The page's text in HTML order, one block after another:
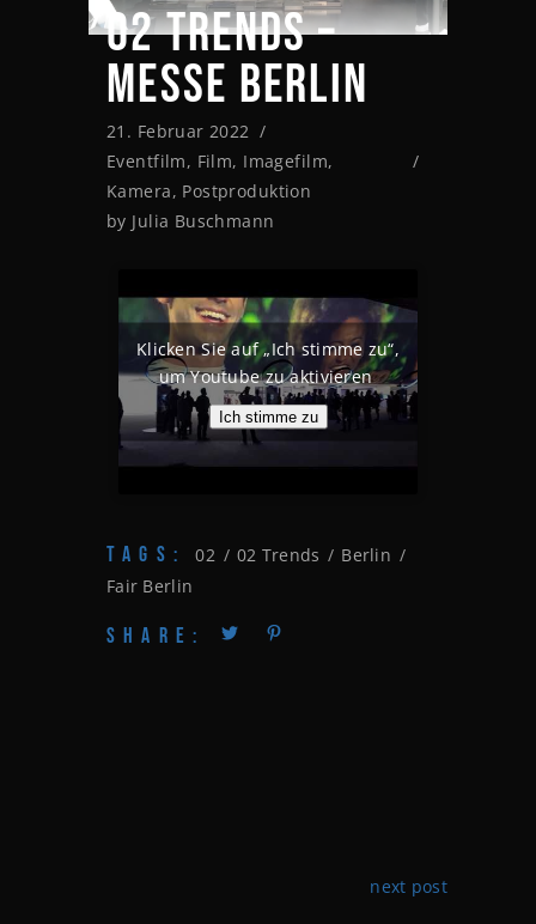
02 TRENDS –
MESSE BERLIN
21. Februar 2022
Eventfilm, Film, Imagefilm,
Kamera, Postproduktion
by Julia Buschmann
Klicken Sie auf „Ich stimme zu“,
um Youtube zu aktivieren
Ich stimme zu
TAGS: 02 02 Trends
Berlin
Fair Berlin
SHARE:
next post